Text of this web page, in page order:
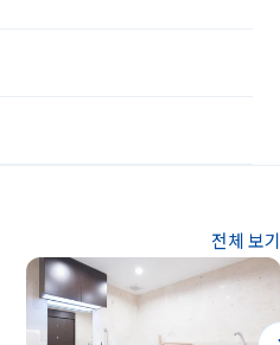
전체 보기